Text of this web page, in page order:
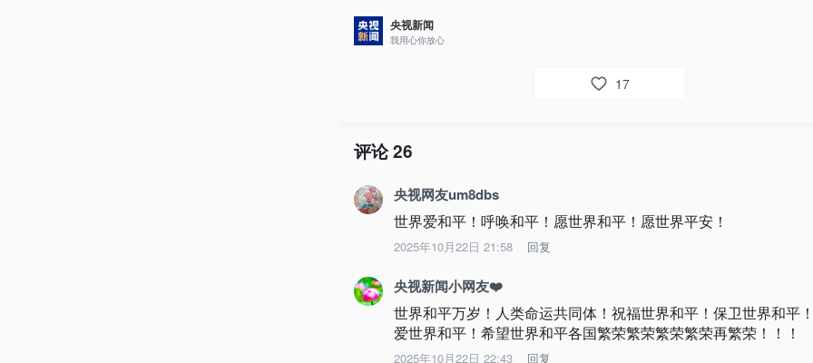
央视新闻
我用心你放心
17
评论26
央视网友um8dbs
世界爱和平！呼唤和平！愿世界和平！愿世界平安！
2025年10月22日 21:58 回复
央视新闻小网友❤️
世界和平万岁！人类命运共同体！祝福世界和平！保卫世界和平
爱世界和平！希望世界和平各国繁荣繁荣繁荣繁荣再繁荣！！！
2025年10月22日 22:43 回复